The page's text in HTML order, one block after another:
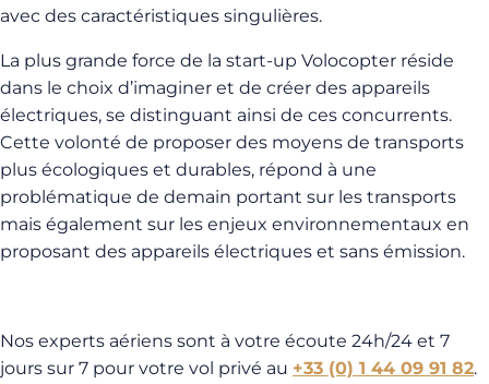
avec des caractéristiques singulières.
La plus grande force de la start-up Volocopter réside
dans le choix d’imaginer et de créer des appareils
électriques, se distinguant ainsi de ces concurrents.
Cette volonté de proposer des moyens de transports
plus écologiques et durables, répond à une
problématique de demain portant sur les transports
mais également sur les enjeux environnementaux en
proposant des appareils électriques et sans émission.
Nos experts aériens sont à votre écoute 24h/24 et 7
jours sur 7 pour votre vol privé au +33 (0) 1 44 09 91 82.